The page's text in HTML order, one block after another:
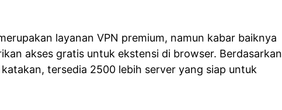
layanan VPN premium, namun kabar baiknya
akses gratis untuk ekstensi di browser. Berdasarkan
tersedia 2500 lebih server yang siap untuk